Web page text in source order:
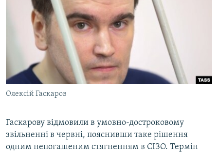
ІНФОГРАФІКА
ДОЛУЧАЙСЯ!
Усі сайти RFE/RL
Олексій Гаскаров
Гаскарову відмовили в умовно-достроковому
звільненні в червні, пояснивши таке рішення
одним непогашеним стягненням в СІЗО. Термін